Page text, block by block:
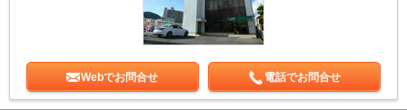
Webでお問合せ 電話でお問合せ